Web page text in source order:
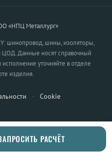
«НПЦ Металлург»
шинопровод, шины, изоляторы,
ЦОД. Данные носят справочный
уточняйте в отделе
изделия.
· Cookie
РАСЧЁТ